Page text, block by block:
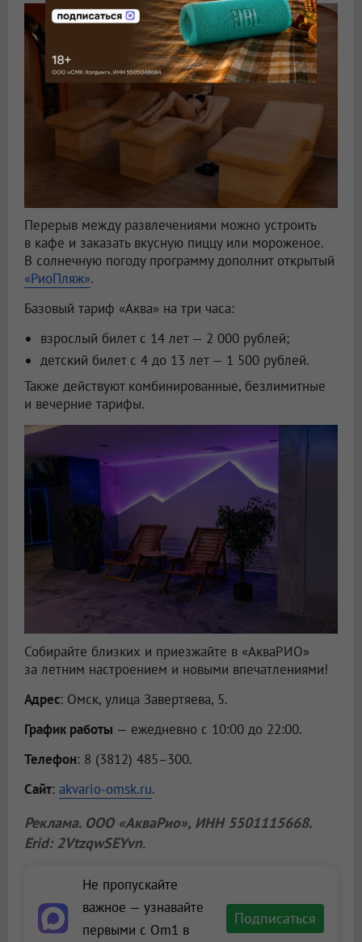
Перерыв между развлечениями можно устроить
в кафе и заказать вкусную пиццу или мороженое.
В солнечную погоду программу дополнит открытый
«РиоПляж».
Базовый тариф «Аква» на три часа:
взрослый билет с 14 лет — 2 000 рублей;
детский билет с 4 до 13 лет — 1 500 рублей.
Также действуют комбинированные, безлимитные
и вечерние тарифы.
Собирайте близких и приезжайте в «АкваРИО»
за летним настроением и новыми впечатлениями!
Адрес: Омск, улица Завертяева, 5.
График работы — ежедневно с 10:00 до 22:00.
Телефон: 8 (3812) 485–300.
Сайт: akvario-omsk.ru.
Реклама. ООО «АкваРио», ИНН 5501115668.
Erid: 2VtzqwSEYvn.
Не пропускайте
важное — узнавайте
первыми с Om1 в
Подписаться